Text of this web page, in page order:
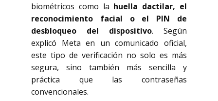
biométricos como la huella dactilar, el
reconocimiento facial o el PIN de
desbloqueo del dispositivo. Según
explicó Meta en un comunicado oficial,
este tipo de verificación no solo es más
segura, sino también más sencilla y
práctica que las contraseñas
convencionales.